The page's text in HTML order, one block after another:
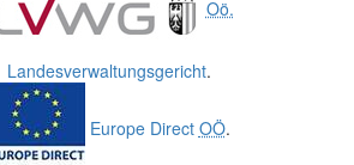
Oö.
Landesverwaltungsgericht.
Europe Direct OÖ.